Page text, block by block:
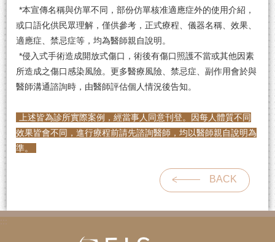
*本宣傳名稱與仿單不同，部份仿單核准適應症外的使用介紹，
或口語化供民眾理解，僅供參考，正式療程、儀器名稱、效果、
適應症、禁忌症等，均為醫師親自說明。
*侵入式手術造成開放式傷口，術後有傷口照護不當或其他因素
所造成之傷口感染風險。更多醫療風險、禁忌症、副作用會於與
醫師溝通諮詢時，由醫師評估個人情況後告知。
上述皆為診所實際案例，經當事人同意刊登。因每人體質不同
效果皆會不同，進行療程前請先諮詢醫師，均以醫師親自說明為
準。
BACK
:::